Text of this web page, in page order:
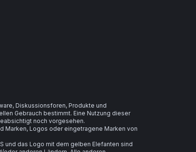
Diskussionsforen, Produkte und
Gebrauch bestimmt. Eine Nutzung dieser
noch vorgesehen.
Marken, Logos oder eingetragene Marken von
und das Logo mit dem gelben Elefanten sind